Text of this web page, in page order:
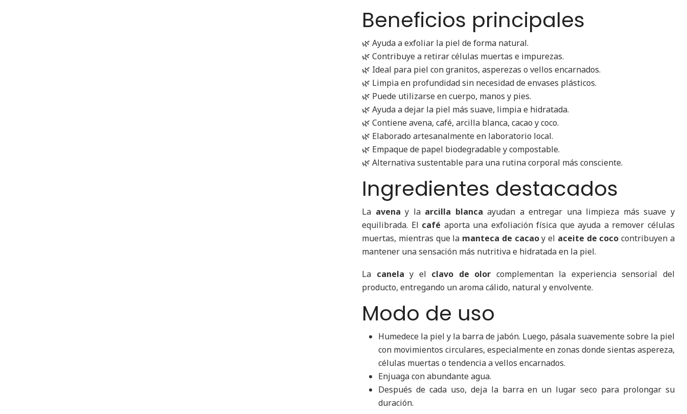
Beneficios principales
🌿 Ayuda a exfoliar la piel de forma natural.
🌿 Contribuye a retirar células muertas e impurezas.
🌿 Ideal para piel con granitos, asperezas o vellos encarnados.
🌿 Limpia en profundidad sin necesidad de envases plásticos.
🌿 Puede utilizarse en cuerpo, manos y pies.
🌿 Ayuda a dejar la piel más suave, limpia e hidratada.
🌿 Contiene avena, café, arcilla blanca, cacao y coco.
🌿 Elaborado artesanalmente en laboratorio local.
🌿 Empaque de papel biodegradable y compostable.
🌿 Alternativa sustentable para una rutina corporal más consciente.
Ingredientes destacados
La avena y la arcilla blanca ayudan a entregar una limpieza más suave y
equilibrada. El café aporta una exfoliación física que ayuda a remover células
muertas, mientras que la manteca de cacaoy el aceite de coco contribuyen a
mantener una sensación más nutritiva e hidratada en la piel.
La canela y el clavo de olor complementan la experiencia sensorial del
producto, entregando un aroma cálido, natural y envolvente.
Modo de uso
Humedece la piel y la barra de jabón. Luego, pásala suavemente sobre la piel
con movimientos circulares, especialmente en zonas donde sientas aspereza,
células muertas o tendencia a vellos encarnados.
Enjuaga con abundante agua.
Después de cada uso, deja la barra en un lugar seco para prolongar su
duración.